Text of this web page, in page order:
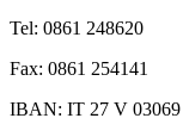
Tel: 0861 248620
Fax: 0861 254141
IBAN: IT 27 V 03069